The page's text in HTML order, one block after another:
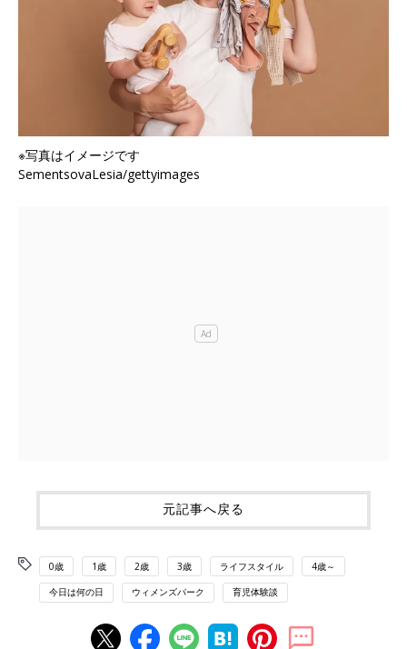
※写真はイメージです
SementsovaLesia/gettyimages
元記事へ戻る
0歳 1歳 2歳 3歳 ライフスタイル 4歳～
今日は何の日 ウィメンズパーク 育児体験談